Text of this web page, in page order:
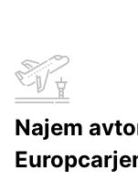
Najem